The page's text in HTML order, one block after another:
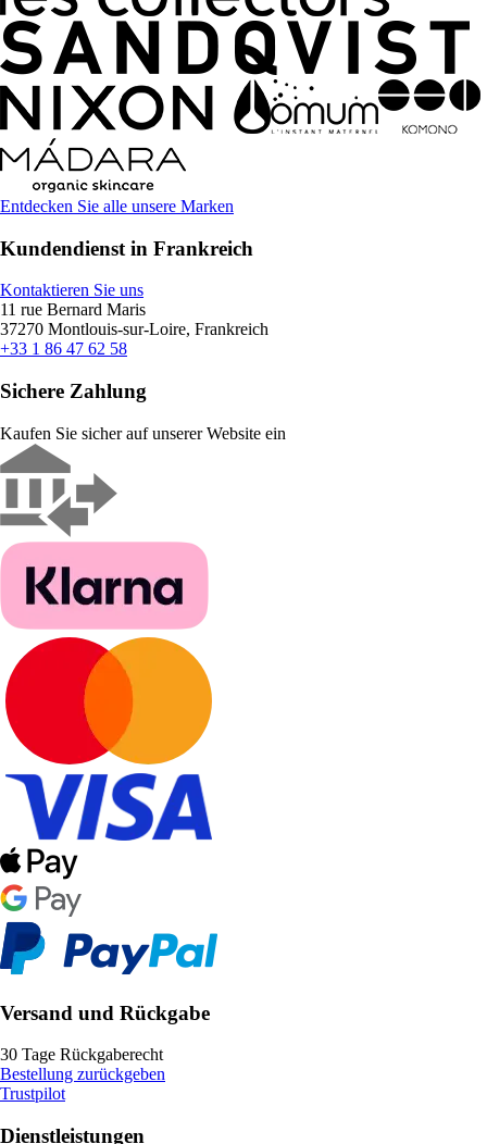
Entdecken Sie alle unsere Marken
Kundendienst in Frankreich
Kontaktieren Sie uns
11 rue Bernard Maris
37270 Montlouis-sur-Loire, Frankreich
+33 1 86 47 62 58
Sichere Zahlung
Kaufen Sie sicher auf unserer Website ein
Versand und Rückgabe
30 Tage Rückgaberecht
Bestellung zurückgeben
Trustpilot
Dienstleistungen